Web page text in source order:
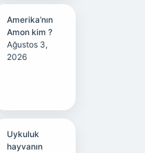
Amerika’nın
Amon kim ?
Ağustos 3,
2026
Uykuluk
hayvanın